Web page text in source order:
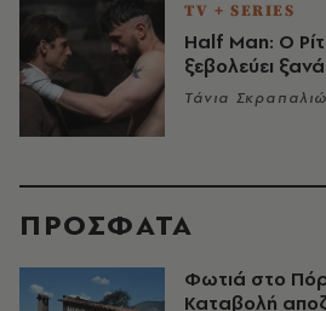
TV + SERIES
Half Man: Ο
ξεβολεύει ξανά
Τάνια
ΠΡΟΣΦΑΤΑ
Φωτιά στο
Καταβολή